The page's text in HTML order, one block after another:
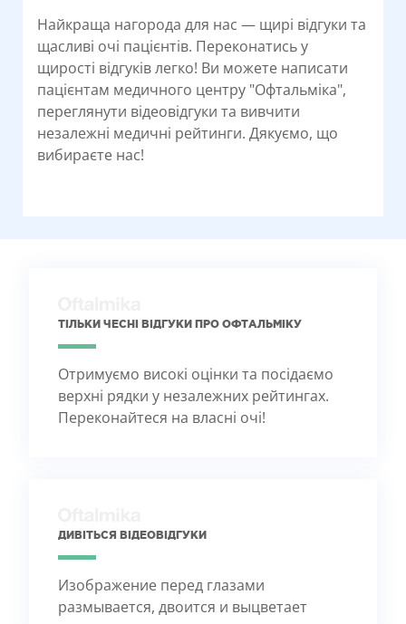
Найкраща нагорода для нас — щирі відгуки та
щасливі очі пацієнтів. Переконатись у
щирості відгуків легко! Ви можете написати
пацієнтам медичного центру "Офтальміка",
переглянути відеовідгуки та вивчити
незалежні медичні рейтинги. Дякуємо, що
вибираєте нас!
ТІЛЬКИ ЧЕСНІ ВІДГУКИ ПРО ОФТАЛЬМІКУ
Отримуємо високі оцінки та посідаємо
верхні рядки у незалежних рейтингах.
Переконайтеся на власні очі!
ДИВІТЬСЯ ВІДЕОВІДГУКИ
Изображение перед глазами
размывается, двоится и выцветает